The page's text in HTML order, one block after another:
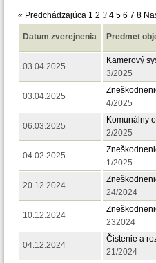
« Predchádzajúca 1 2 3 4 5 6 7 8
Datum zverejnenia Predmet
03.04.2025
Kamerový
3/2025
03.04.2025
4/2025
06.03.2025
Komunálny
2/2025
04.02.2025
1/2025
20.12.2024
24/2024
10.12.2024
232024
04.12.2024
Čistenie a
21/2024